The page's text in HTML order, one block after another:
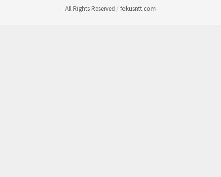
All Rights Reserved / fokusntt.com